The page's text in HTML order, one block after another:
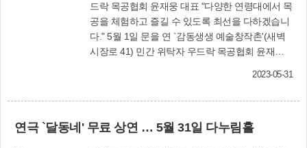
쉽게 접할 수 없는 전통악기들, 나발·나각·태평소
등 대취타 연주에 현장을 찾은 모라3동 조윤혜 씨
는 "소중한 우리 문화유산을 사상구에서 볼 수 있
어 뜻 깊다"며 "공연 시간이 짧아 아쉬웠지만 진한
생태공원에서 공연한 이후 7년 만에 사상구를 찾
을 들려드릴 수 있어 기쁠 뿐이다"며 벅찬 소감을
드락 목공협회 윤재웅 대표 "다양한 연령대에서 목
공을 체험하고 즐길 수 있도록 최선을 다하겠습니
다." 5월 1일 문을 연 `감동생생 예술창작촌'(새벽
시장로 41) 민간 위탁자 우드락 목공협회 윤재웅
문가들에게는 창작 공간으로, 주민들에게는 문턱
2023-05-31
연극 `달동네' 무료 상연 … 5월 31일 다누림홀